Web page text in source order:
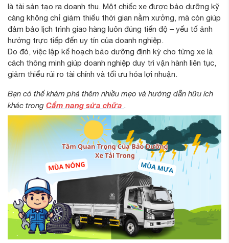
là tài sản tạo ra doanh thu. Một chiếc xe được bảo dưỡng kỹ
càng không chỉ giảm thiểu thời gian nằm xưởng, mà còn giúp
đảm bảo lịch trình giao hàng luôn đúng tiến độ – yếu tố ảnh
hưởng trực tiếp đến uy tín của doanh nghiệp.
Do đó, việc lập kế hoạch bảo dưỡng định kỳ cho từng xe là
cách thông minh giúp doanh nghiệp duy trì vận hành liên tục,
giảm thiểu rủi ro tài chính và tối ưu hóa lợi nhuận.
Bạn có thể khám phá thêm nhiều mẹo và hướng dẫn hữu ích
khác trong Cẩm nang sửa chữa .